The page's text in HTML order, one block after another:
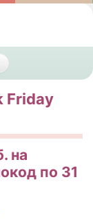
Friday
на
по 31